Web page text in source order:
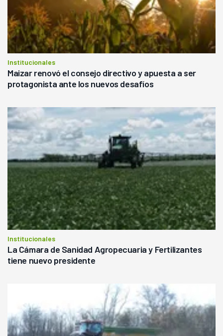
Institucionales
Maizar renovó el consejo directivo y apuesta a ser
protagonista ante los nuevos desafíos
Institucionales
La Cámara de Sanidad Agropecuaria y Fertilizantes
tiene nuevo presidente